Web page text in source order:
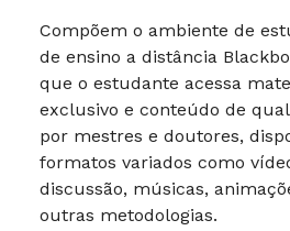
Compõem o ambiente de
de ensino a distância
que o estudante acessa
exclusivo e conteúdo de
por mestres e doutores,
formatos variados como
discussão, músicas,
outras metodologias.